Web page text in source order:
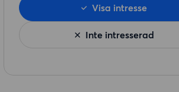
Inte intresserad
Visa intresse